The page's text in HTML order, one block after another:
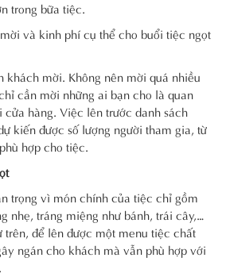
trong bữa tiệc.
và kinh phí cụ thể cho buổi tiệc ngọt
khách mời. Không nên mời quá nhiều
cần mời những ai bạn cho là quan
hàng. Việc lên trước danh sách
kiến được số lượng người tham gia, từ
hợp cho tiệc.
trọng vì món chính của tiệc chỉ gồm
nhẹ, tráng miệng như bánh, trái cây,…
trên, để lên được một menu tiệc chất
ngán cho khách mà vẫn phù hợp với